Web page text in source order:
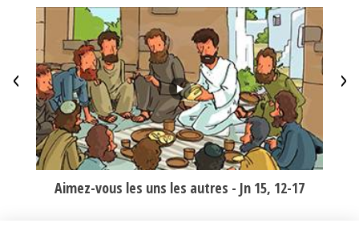
Aimez-vous les uns les autres - Jn 15, 12-17
< >